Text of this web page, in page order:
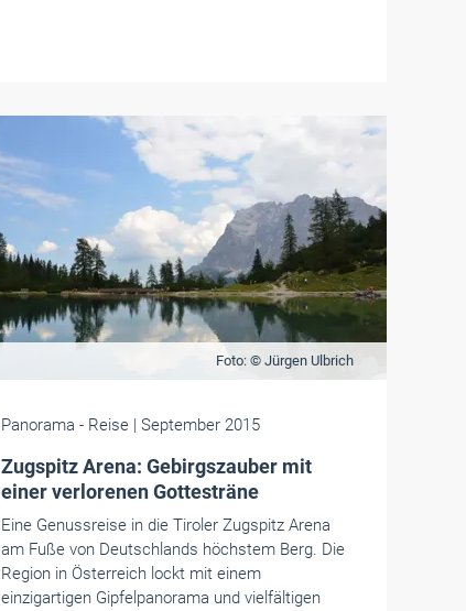
Foto: © Jürgen Ulbrich
Panorama - Reise | September 2015
Zugspitz Arena: Gebirgszauber mit
einer verlorenen Gottesträne
Eine Genussreise in die Tiroler Zugspitz Arena
am Fuße von Deutschlands höchstem Berg. Die
Region in Österreich lockt mit einem
einzigartigen Gipfelpanorama und vielfältigen